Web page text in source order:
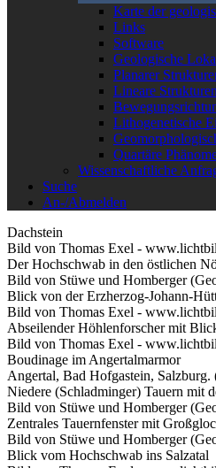
Karte der
Links
Software
Geologische
Planarer
Lineare Strukturen
Lithogenetische
Quartäre
Wissenschaftliche
Suche
An-/Abmelden
Dachstein
Bild von Thomas Exel -
Der Hochschwab in den östlichen
Bild von Stüwe und Homberger
Blick von der Erzherzog-Johann-
Bild von Thomas Exel -
Abseilender Höhlenforscher mit
Bild von Thomas Exel -
Boudinage im Angertalmarmor
Angertal, Bad Hofgastein, Salzburg.
Niedere (Schladminger) Tauern mit
Bild von Stüwe und Homberger
Zentrales Tauernfenster mit
Bild von Stüwe und Homberger
Blick vom Hochschwab ins Salzatal